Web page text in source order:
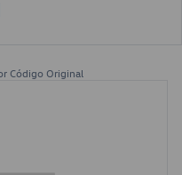
Código Original